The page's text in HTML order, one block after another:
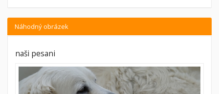
Náhodný obrázek
naši pesani